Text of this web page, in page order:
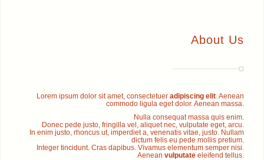
About Us
Lorem ipsum dolor sit amet, consectetueradipiscing elit . Aenean
commodo ligula eget dolor. Aenean massa.
Nulla consequat massa quis enim.
Donec pede justo, fringilla vel, aliquet nec, vulputate eget, arcu.
In enim justo, rhoncus ut, imperdiet a, venenatis vitae, justo. Nullam
dictum felis eu pede mollis pretium.
Integer tincidunt. Cras dapibus. Vivamus elementum semper nisi.
Aeneanvulputate eleifend tellus.